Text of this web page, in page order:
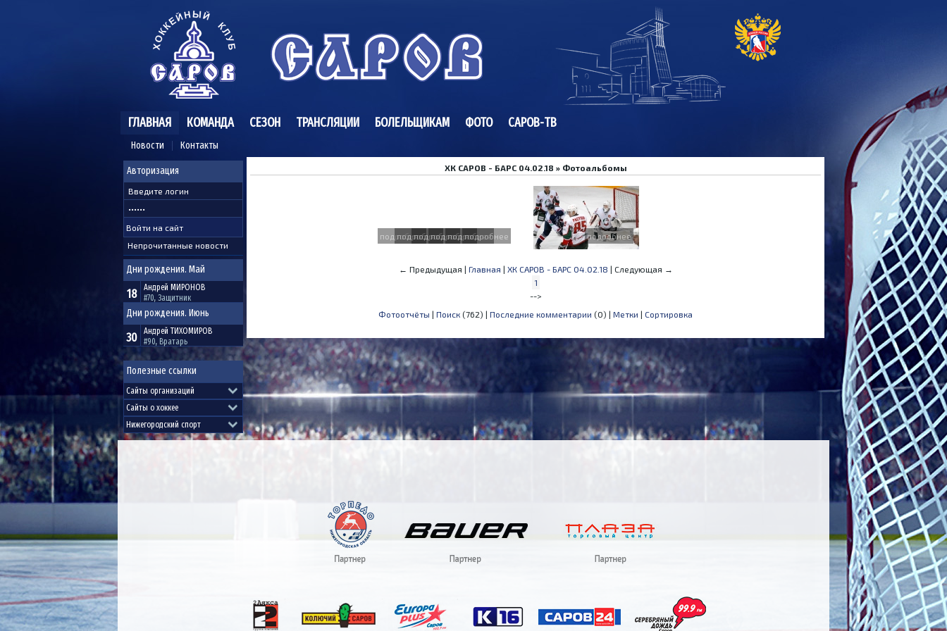
ГЛАВНАЯ
Новости Контакты
КОМАНДА СЕЗОН ТРАНСЛЯЦИИ БОЛЕЛЬЩИКАМ ФОТО САРОВ-ТВ
Авторизация
Непрочитанные новости
Дни рождения. Май
18 Андрей МИРОНОВ
#70, Защитник
Дни рождения. Июнь
30 Андрей ТИХОМИРОВ
#90, Вратарь
Полезные ссылки
ХК САРОВ - БАРС 04.02.18 » Фотоальбомы
подробнее
подробнее
подробнее
подробнее
подробнее
подробнее подробнее
← Предыдущая | Главная | ХК САРОВ - БАРС 04.02.18 | Следующая →
1
-->
Фотоотчёты | Поиск (762) | Последние комментарии (0) | Метки | Сортировка